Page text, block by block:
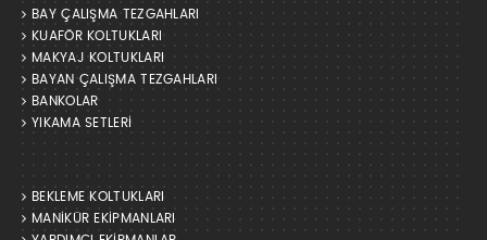
BAY ÇALIŞMA TEZGAHLARI
KUAFÖR KOLTUKLARI
MAKYAJ KOLTUKLARI
BAYAN ÇALIŞMA TEZGAHLARI
BANKOLAR
YIKAMA SETLERİ
BEKLEME KOLTUKLARI
MANİKÜR EKİPMANLARI